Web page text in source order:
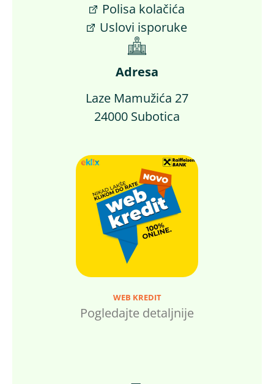
Polisa kolačića
Uslovi isporuke
Adresa
Laze Mamužića 27
24000 Subotica
WEB KREDIT
Pogledajte detaljnije